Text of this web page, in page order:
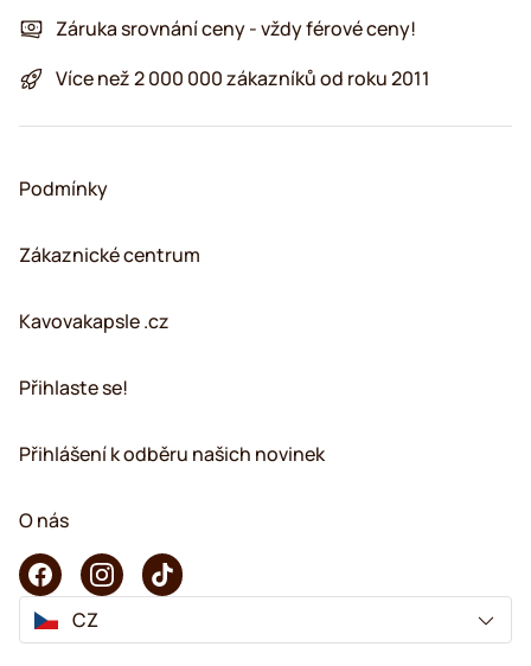
Záruka srovnání ceny - vždy férové ceny!
Více než 2 000 000 zákazníků od roku 2011
Podmínky
Zákaznické centrum
Kavovakapsle .cz
Přihlaste se!
Přihlášení k odběru našich novinek
O nás
CZ